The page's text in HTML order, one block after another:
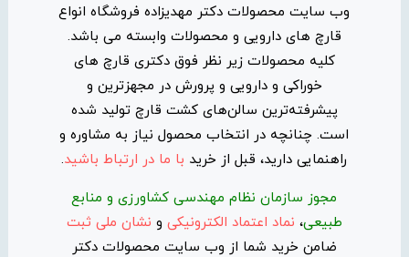
وب سایت محصولات دکتر مهدیزاده فروشگاه انواع
قارچ های دارویی و محصولات وابسته می باشد.
کلیه محصولات زیر نظر فوق دکتری قارچ های
خوراکی و دارویی و پرورش در مجهزترین و
پیشرفته‌ترین سالن‌های کشت قارچ تولید شده
است. چنانچه در انتخاب محصول نیاز به مشاوره و
راهنمایی دارید، قبل از خرید با ما در ارتباط باشید.
مجوز سازمان نظام مهندسی کشاورزی و منابع
طبیعی، نماد اعتماد الکترونیکی و نشان ملی ثبت
ضامن خرید شما از وب سایت محصولات دکتر